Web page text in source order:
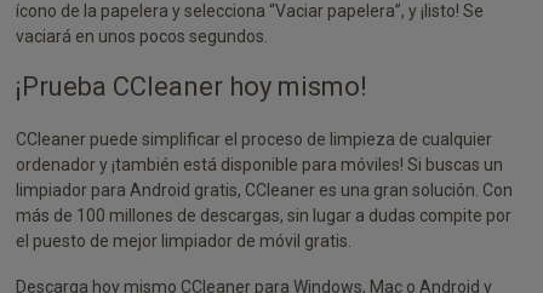
ícono de la papelera y selecciona “Vaciar papelera”, y ¡listo! Se
vaciará en unos pocos segundos.
¡Prueba CCleaner hoy mismo!
CCleaner puede simplificar el proceso de limpieza de cualquier
ordenador y ¡también está disponible para móviles! Si buscas un
limpiador para Android gratis, CCleaner es una gran solución. Con
más de 100 millones de descargas, sin lugar a dudas compite por
el puesto de mejor limpiador de móvil gratis.
Descarga hoy mismo CCleaner para Windows, Mac o Android y